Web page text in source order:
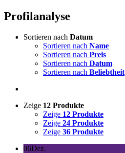
Profilanalyse
Sortieren nach Datum
Sortieren nach Name
Sortieren nach Preis
Sortieren nach Datum
Sortieren nach Beliebtheit
Zeige 12 Produkte
Zeige 12 Produkte
Zeige 24 Produkte
Zeige 36 Produkte
06Dez.